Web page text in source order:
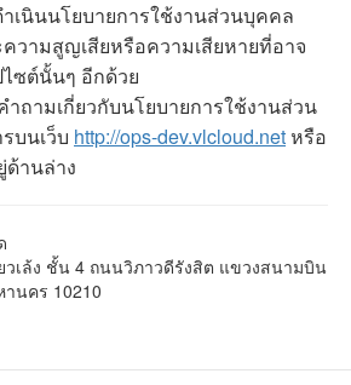
เนินนโยบายการใช้งานส่วนบุคคล
วามสูญเสียหรือความเสียหายที่อาจ
ไซต์นั้นๆ อีกด้วย
ถามเกี่ยวกับนโยบายการใช้งานส่วน
บนเว็บ http://ops-dev.vlcloud.netหรือ
ด้านล่าง
วเล้ง ชั้น 4 ถนนวิภาวดีรังสิต แขวงสนามบิน
านคร 10210